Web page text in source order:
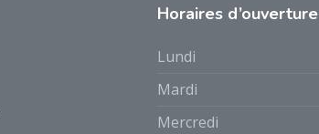
Horaires d’ouverture
Lundi
Mardi
Mercredi